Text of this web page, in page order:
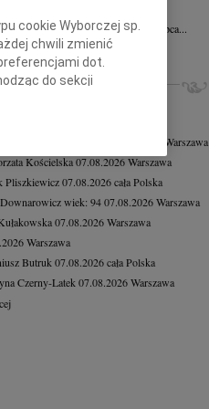
smutkiem informujemy, że 4 lipca...
NEKROLOGI, KONDOLENCJE
Warszawa
Kościelska07.08.2026Warszawa
Pliszkiewicz07.08.2026cała Polska
wiek: 9407.08.2026Warszawa
07.08.2026Warszawa
Warszawa
Butruk 07.08.2026cała Polska
Czerny-Latek 07.08.2026Warszawa
cookie Wyborczej sp.
chwili zmienić
dot.
do sekcji
przeglądarki.
identyfikacji.
pomiar reklam i